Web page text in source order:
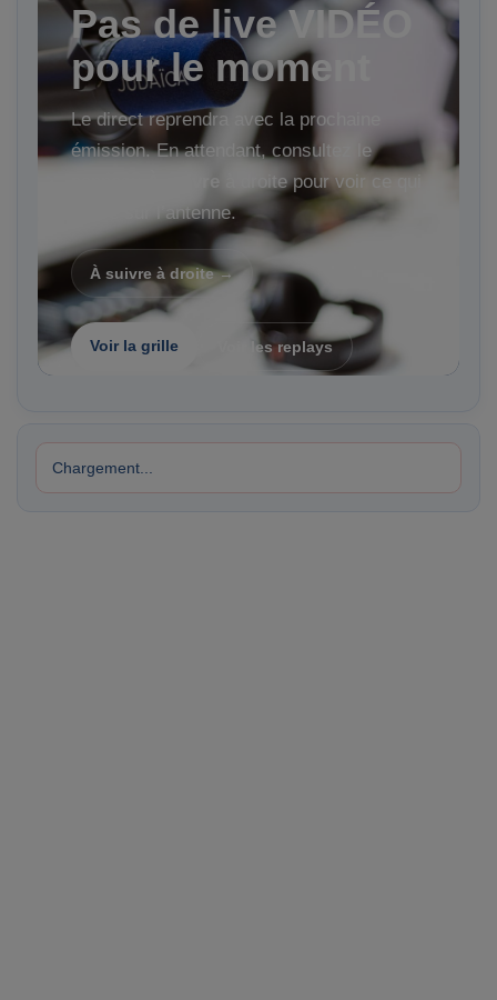
Pas de live VIDÉO
pour le moment
Le direct reprendra avec la prochaine
émission. En attendant, consultez le
à droite pour voir ce qui
arrive sur l’antenne.
À suivre à droite →
Voir la grille Voir les replays